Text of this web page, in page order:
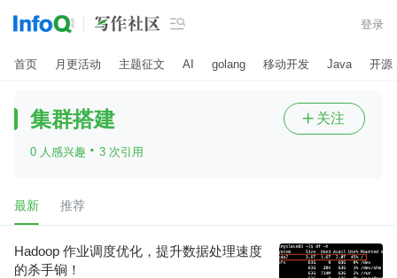
 登录
首页 月更活动 主题征文 AI golang 移动开发 Java 开源
集群搭建
0 人感兴趣 · 3 次引用
 关注
最新 推荐
Hadoop 作业调度优化，提升数据处理速度
的杀手锏！